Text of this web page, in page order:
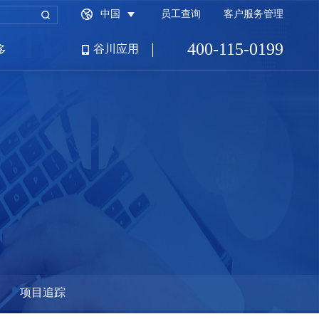
中国 员工查询 客户服务管理
谷川应用
招商园区端
400-115-0199
项目追踪